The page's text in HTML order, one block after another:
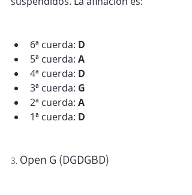
6ª cuerda: D
5ª cuerda: A
4ª cuerda: D
3ª cuerda: G
2ª cuerda: A
1ª cuerda: D
3. Open G (DGDGBD)